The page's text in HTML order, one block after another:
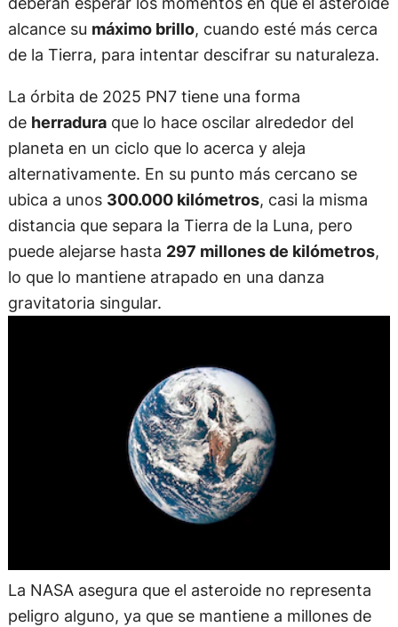
alcance su máximo brillo, cuando esté más cerca
de la Tierra, para intentar descifrar su naturaleza.
La órbita de 2025 PN7 tiene una forma
de herraduraque lo hace oscilar alrededor del
planeta en un ciclo que lo acerca y aleja
alternativamente. En su punto más cercano se
ubica a unos 300.000 kilómetros, casi la misma
distancia que separa la Tierra de la Luna, pero
puede alejarse hasta 297 millones de kilómetros,
lo que lo mantiene atrapado en una danza
gravitatoria singular.
La NASA asegura que el asteroide no representa
peligro alguno, ya que se mantiene a millones de